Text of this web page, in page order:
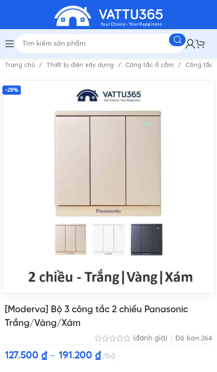
Trang chủ Thiết bị điện xây dựng Công tắc ổ cắm Công tắc
-28%
[Moderva] Bộ 3 công tắc 2 chiều Panasonic
Trắng/Vàng/Xám
(đánh giá) Đã bán 264
127.500 ₫–191.200 ₫ bộ